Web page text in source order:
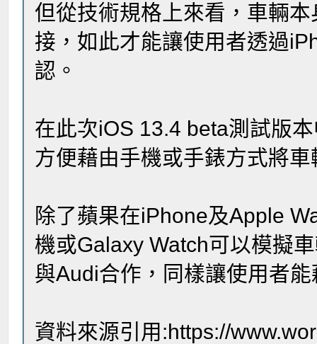
但從技術規格上來看，車輛
接，如此才能讓使用者透過
認。
在此次iOS 13.4 beta測試版
方便藉由手機或手錶方式將
除了蘋果在iPhone及Apple
機或Galaxy Watch可以模擬
與Audi合作，同樣讓使用者
資料來源引用:https://